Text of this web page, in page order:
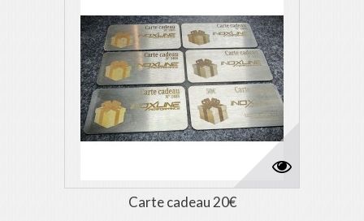
Carte cadeau 20€